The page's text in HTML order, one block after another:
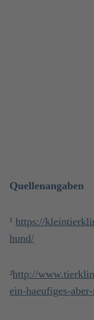
Quellenangaben
¹ https://
hund/
²http://
ein-haeufiges-